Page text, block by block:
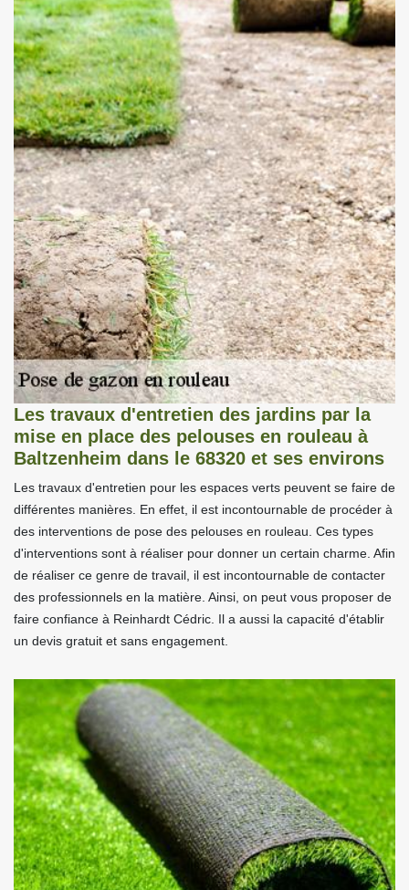
Les travaux d'entretien des jardins par la
mise en place des pelouses en rouleau à
Baltzenheim dans le 68320 et ses environs
Les travaux d'entretien pour les espaces verts peuvent se faire de
différentes manières. En effet, il est incontournable de procéder à
des interventions de pose des pelouses en rouleau. Ces types
d'interventions sont à réaliser pour donner un certain charme. Afin
de réaliser ce genre de travail, il est incontournable de contacter
des professionnels en la matière. Ainsi, on peut vous proposer de
faire confiance à Reinhardt Cédric. Il a aussi la capacité d'établir
un devis gratuit et sans engagement.